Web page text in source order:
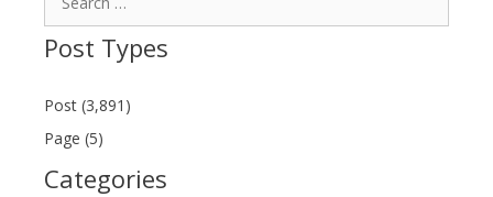
Post Types
Post (3,891)
Page (5)
Categories